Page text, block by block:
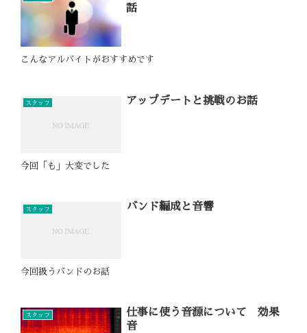
話
こんなアルバイトがおすすめです
スタッフ アップデートと挑戦のお話
今回「も」大変でした
スタッフ バンド編成と音響
今回扱うバンドのお話
スタッフ
仕事に使う音源について 効果
音